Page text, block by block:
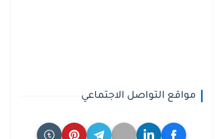
مواقع التواصل الاجتماعي